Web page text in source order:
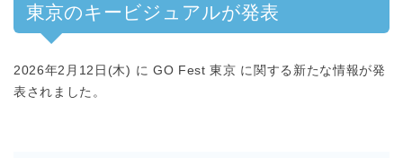
東京のキービジュアルが発表
2026年2月12日(木) に GO Fest 東京 に関する新たな情報が発
表されました。